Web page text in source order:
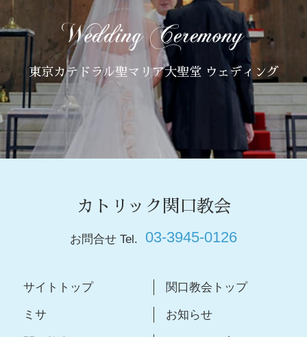
東京カテドラル聖マリア大聖堂 ウェディング
カトリック関口教会
お問合せ Tel. 03-3945-0126
サイトトップ 関口教会トップ
ミサ お知らせ